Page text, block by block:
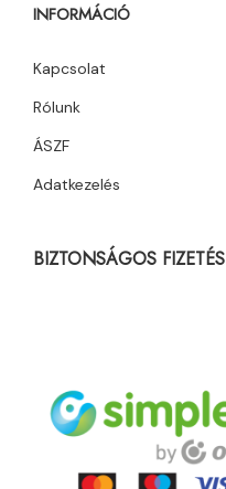
INFORMÁCIÓ
Kapcsolat
Rólunk
ÁSZF
Adatkezelés
BIZTONSÁGOS FIZETÉS